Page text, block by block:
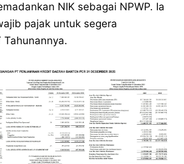
NIK sebagai NPWP. Ia
pajak untuk segera
Tahunannya.